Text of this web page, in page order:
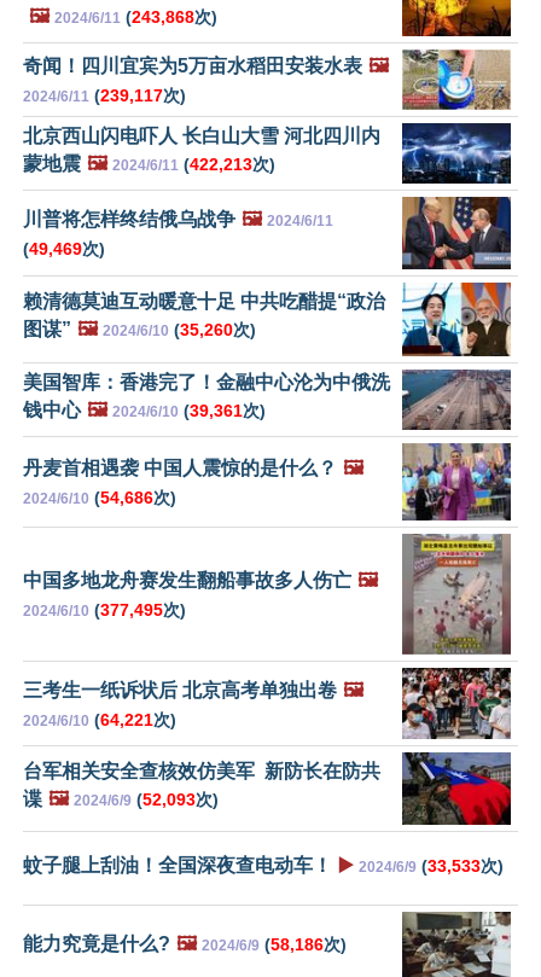
🖼️ 2024/6/11 (243,868次)
奇闻！四川宜宾为5万亩水稻田安装水表 🖼️
2024/6/11 (239,117次)
北京西山闪电吓人 长白山大雪 河北四川内
蒙地震 🖼️ 2024/6/11 (422,213次)
川普将怎样终结俄乌战争 🖼️ 2024/6/11
(49,469次)
赖清德莫迪互动暖意十足 中共吃醋提“政治
图谋” 🖼️ 2024/6/10 (35,260次)
美国智库：香港完了！金融中心沦为中俄洗
钱中心 🖼️ 2024/6/10 (39,361次)
丹麦首相遇袭 中国人震惊的是什么？ 🖼️
2024/6/10 (54,686次)
中国多地龙舟赛发生翻船事故多人伤亡 🖼️
2024/6/10 (377,495次)
三考生一纸诉状后 北京高考单独出卷 🖼️
2024/6/10 (64,221次)
台军相关安全查核效仿美军 新防长在防共
谍 🖼️ 2024/6/9 (52,093次)
蚊子腿上刮油！全国深夜查电动车！ ▶️ 2024/6/9 (33,533次)
能力究竟是什么? 🖼️ 2024/6/9 (58,186次)